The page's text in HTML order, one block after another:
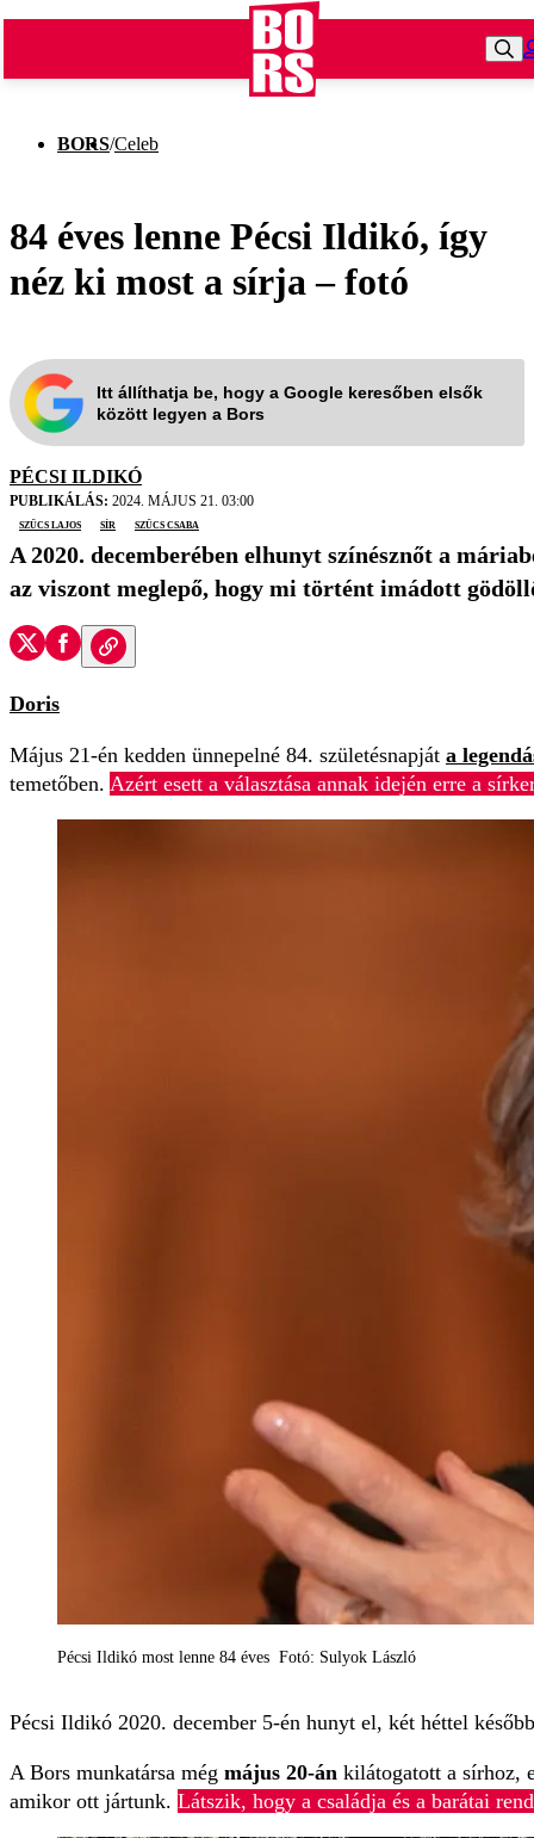
BORS/Celeb
84 éves lenne Pécsi Ildikó, így
néz ki most a sírja – fotó
Itt állíthatja be, hogy a Google keresőben elsők
között legyen a Bors
PÉCSI ILDIKÓ
PUBLIKÁLÁS: 2024. MÁJUS 21. 03:00
Szűcs Lajos
sír Szűcs Csaba
A 2020. decemberében elhunyt színésznőt a
az viszont meglepő, hogy mi történt imádott
Doris
Május 21-én kedden ünnepelné 84. születésnapját a
temetőben. Azért esett a választása annak idején erre a
Pécsi Ildikó most lenne 84 éves Fotó: Sulyok László
Pécsi Ildikó 2020. december 5-én hunyt el, két héttel
A Bors munkatársa még május 20-án kilátogatott a sírhoz,
amikor ott jártunk. Látszik, hogy a családja és a barátai